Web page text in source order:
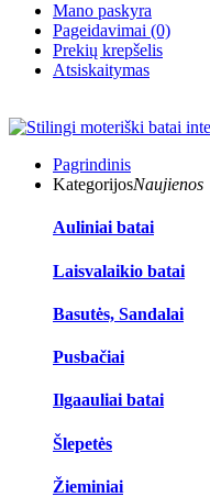
Mano paskyra
Pageidavimai (0)
Prekių krepšelis
Atsiskaitymas
Pagrindinis
KategorijosNaujienos
Auliniai batai
Laisvalaikio batai
Basutės, Sandalai
Pusbačiai
Ilgaauliai batai
Šlepetės
Žieminiai